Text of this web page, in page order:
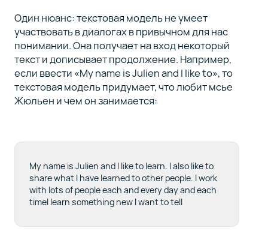
Один нюанс: текстовая модель не умеет
участвовать в диалогах в привычном для нас
понимании. Она получает на вход некоторый
текст и дописывает продолжение. Например,
если ввести «My name is Julien and I like to», то
текстовая модель придумает, что любит мсье
Жюльен и чем он занимается:
My name is Julien and I like to learn. I also like to
share what I have learned to other people. I work
with lots of people each and every day and each
timeI learn something new I want to tell